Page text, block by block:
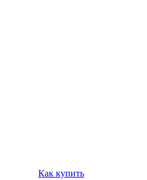
Как купить